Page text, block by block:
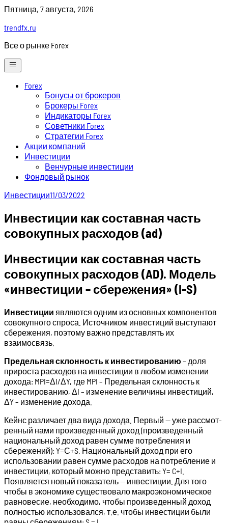
Skip
content
Пятница, 7 августа, 2026
trendfx.ru
Все о рынке Forex
Forex
Бонусы от брокеров
Брокеры Forex
Индикаторы Forex
Советники Forex
Стратегии Forex
Акции компаний
Инвестиции
Венчурные инвестиции
Фондовый рынок
Инвестиции11/03/2022
Инвестиции как составная часть
совокупных расходов (ad)
Инвестиции как составная часть
совокупных расходов (AD). Модель
«инвестиции – сбережения» (I-S)
Инвестиции являются одним из основных компонентов
со­вокупного спроса. Источником инвестиций выступают
сбережения, поэтому важно представлять их
взаимосвязь.
Предельная склонность к инвестированию – доля
прироста расходов на инвестиции в любом изменении
дохода: MPI=ΔI/ΔY, где MPI – Предельная склонность к
инвестированию, ΔI – изменение величины инвестиций,
ΔY – изменение дохода.
Кейнс различает два вида дохода. Первый — уже рассмот­
ренный нами произведенный доход (произведенный
национальный доход равен сумме потребления и
сбережений): Y=С+S. Национальный доход при его
использовании равен сумме расходов на потребление и
инвестиции, который можно представить: Y= C+I.
Появляется новый показатель — инвестиции. Для того
чтобы в экономике существовало макроэкономи­ческое
равновесие, необходимо, чтобы произведенный доход
полностью использовался, т.е. чтобы инвестиции были